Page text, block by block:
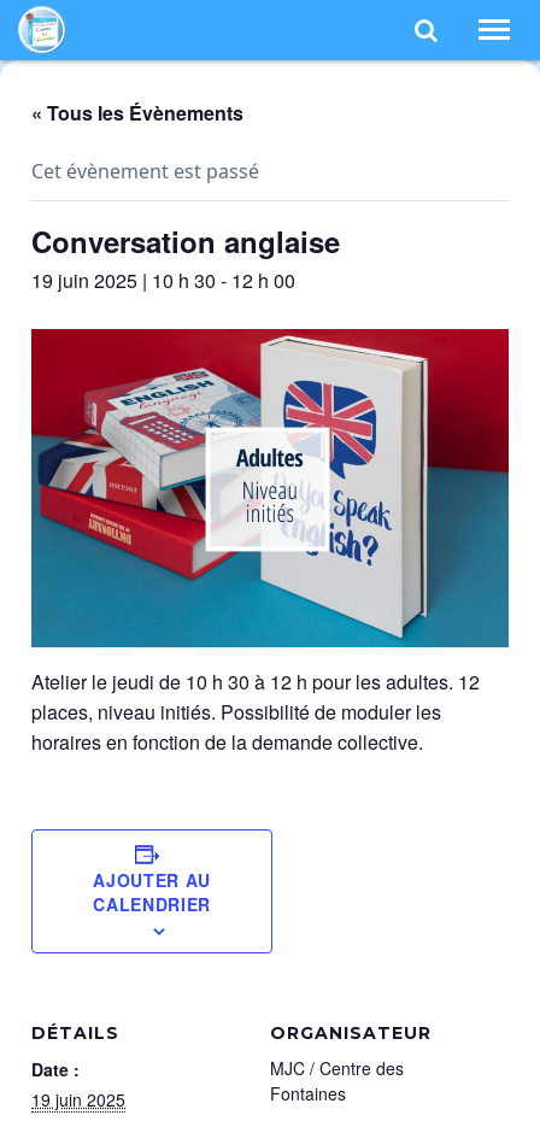
MJC d'Eu
« Tous les Évènements
Cet évènement est passé
Conversation anglaise
19 juin 2025 | 10 h 30 - 12 h 00
Atelier le jeudi de 10 h 30 à 12 h pour les adultes. 12
places, niveau initiés. Possibilité de moduler les
horaires en fonction de la demande collective.
AJOUTER AU
CALENDRIER
DÉTAILS
Date :
19 juin 2025
ORGANISATEUR
MJC / Centre des
Fontaines